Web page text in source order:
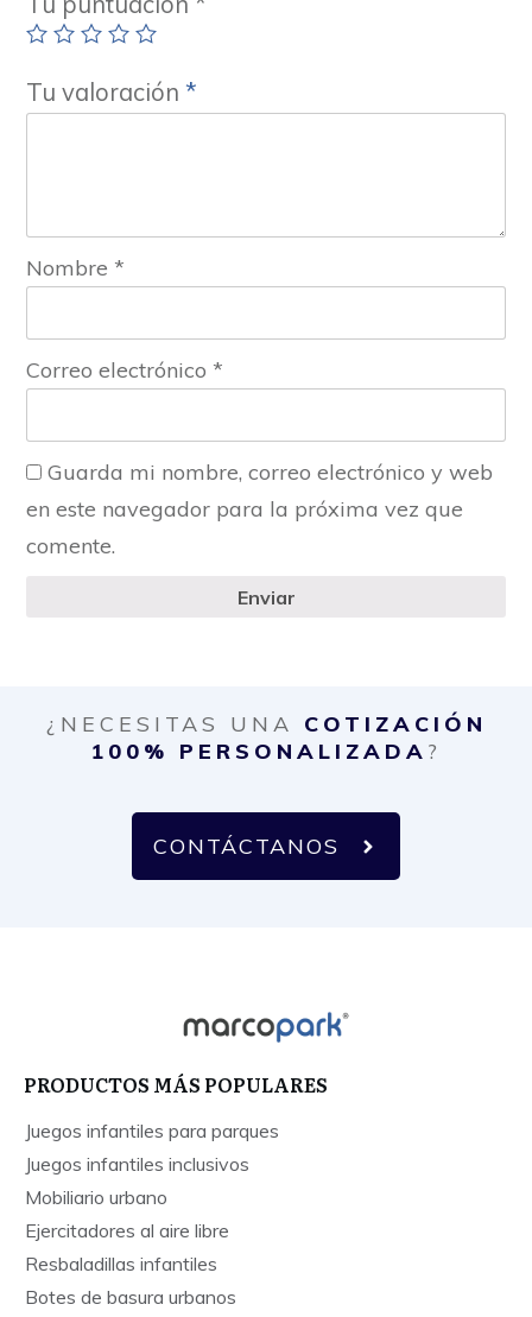
Tu valoración *
Nombre *
Correo electrónico *
Guarda mi nombre, correo electrónico y web
en este navegador para la próxima vez que
comente.
Enviar
¿NECESITAS UNA COTIZACIÓN
100% PERSONALIZADA ?
CONTÁCTANOS
PRODUCTOS MÁS POPULARES
Juegos infantiles para parques
Juegos infantiles inclusivos
Mobiliario urbano
Ejercitadores al aire libre
Resbaladillas infantiles
Botes de basura urbanos